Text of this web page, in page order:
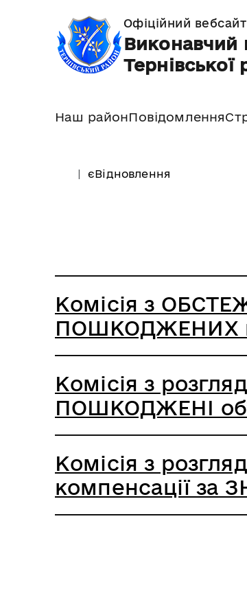
Офіційний вебсайт
Виконавчий
Тернівської
Наш районПовідомлення
єВідновлення
Комісія з
ПОШКОДЖЕНИХ
Комісія з
ПОШКОДЖЕНІ
Комісія з
компенсації за